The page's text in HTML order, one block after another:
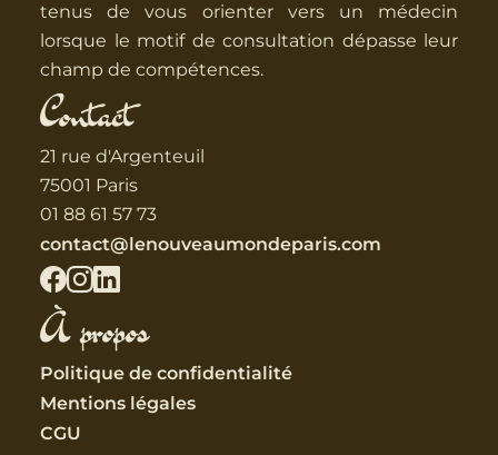
tenus de vous orienter vers un médecin
lorsque le motif de consultation dépasse leur
champ de compétences.
Contact
21 rue d'Argenteuil
75001 Paris
01 88 61 57 73
contact@lenouveaumondeparis.com
À propos
Politique de confidentialité
Mentions légales
CGU